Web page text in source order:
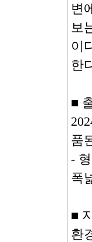
변
보
이
한
■
품
-
폭
■
환